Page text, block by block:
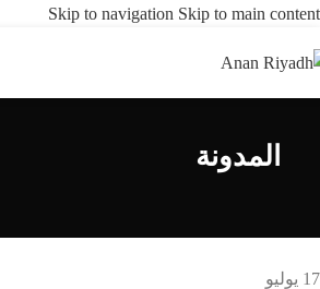
Skip to navigation Skip to main content
المدونة
17 يوليو